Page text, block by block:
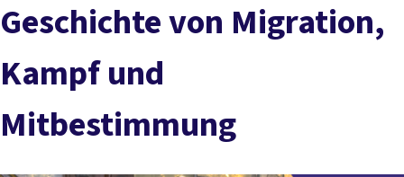
Geschichte von Migration,
Kampf und
Mitbestimmung